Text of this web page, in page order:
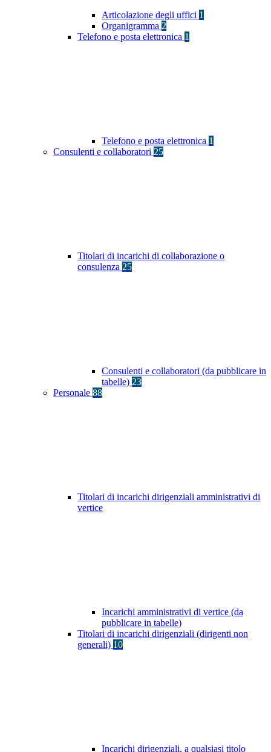
Articolazione degli uffici 1
Organigramma 2
Telefono e posta elettronica 1
Telefono e posta elettronica 1
Consulenti e collaboratori 25
Titolari di incarichi di collaborazione o
consulenza 25
Consulenti e collaboratori (da pubblicare in
tabelle) 23
Personale 88
Titolari di incarichi dirigenziali amministrativi di
vertice
Incarichi amministrativi di vertice (da
pubblicare in tabelle)
Titolari di incarichi dirigenziali (dirigenti non
generali) 10
Incarichi dirigenziali, a qualsiasi titolo